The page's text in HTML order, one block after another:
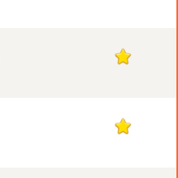
1
1